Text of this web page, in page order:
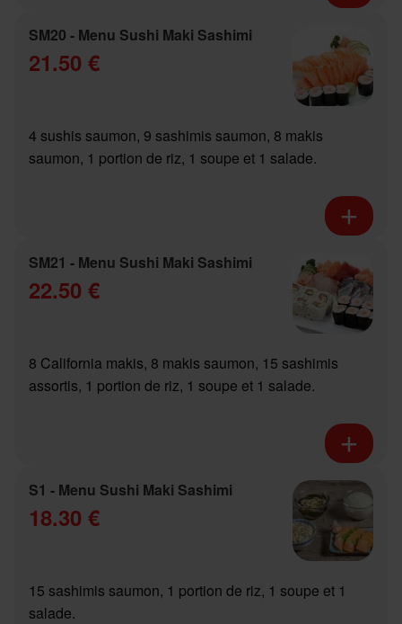
SM20 - Menu Sushi Maki Sashimi
21.50 €
4 sushis saumon, 9 sashimis saumon, 8 makis
saumon, 1 portion de riz, 1 soupe et 1 salade.
SM21 - Menu Sushi Maki Sashimi
22.50 €
8 California makis, 8 makis saumon, 15 sashimis
assortis, 1 portion de riz, 1 soupe et 1 salade.
S1 - Menu Sushi Maki Sashimi
18.30 €
15 sashimis saumon, 1 portion de riz, 1 soupe et 1
salade.